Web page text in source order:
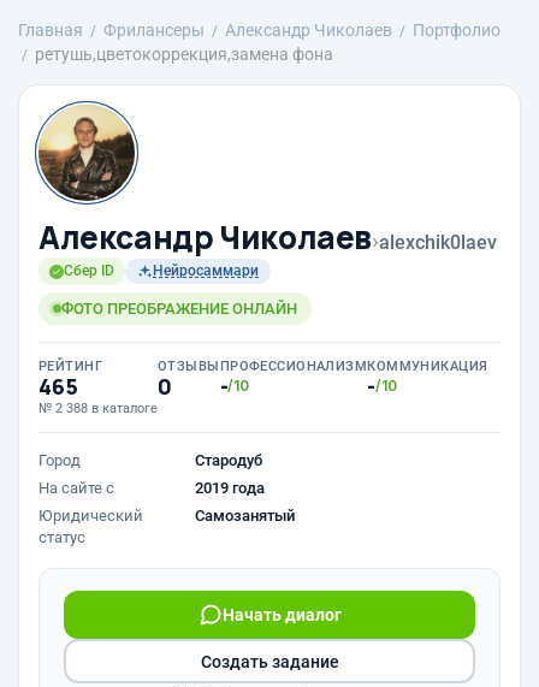
Главная Фрилансеры Александр Чиколаев
Портфолио
ретушь,цветокоррекция,замена фона
Александр Чиколаев›alexchik0laev
Сбер ID Нейросаммари
ФОТО ПРЕОБРАЖЕНИЕ ОНЛАЙН
РЕЙТИНГ
465
№ 2 388 в каталоге
ОТЗЫВЫ
0
ПРОФЕССИОНАЛИЗМ
-/10
КОММУНИКАЦИЯ
-/10
Город
Стародуб
На сайте с
2019 года
Юридический
статус
Самозанятый
Начать диалог
Создать задание